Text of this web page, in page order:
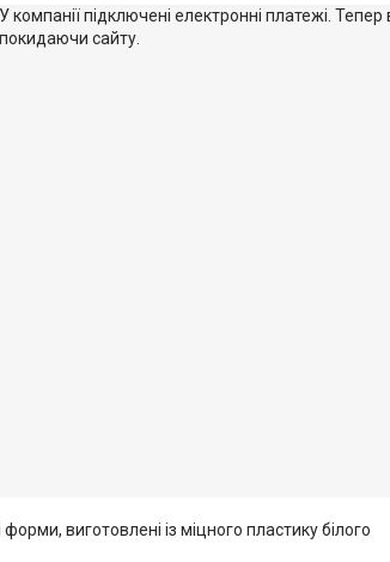
У компанії підключені електронні платежі.
покидаючи сайту.
виготовлені із міцного пластику білого